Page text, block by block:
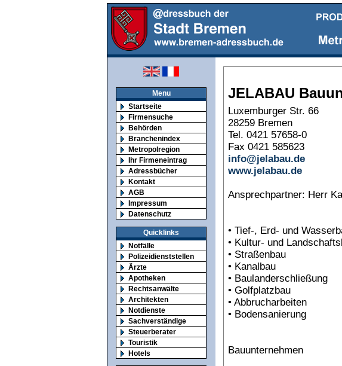
Menu
Startseite
Firmensuche
Behörden
Branchenindex
Metropolregion
Ihr Firmeneintrag
Adressbücher
Kontakt
AGB
Impressum
Datenschutz
Quicklinks
Notfälle
Polizeidienststellen
Ärzte
Apotheken
Rechtsanwälte
Architekten
Notdienste
Sachverständige
Steuerberater
Touristik
Hotels
JELABAU
Luxemburger Str. 66
28259 Bremen
Tel. 0421 57658-0
Fax 0421 585623
info@jelabau.de
www.jelabau.de
Ansprechpartner: Herr
• Tief-, Erd- und
• Kultur- und
• Straßenbau
• Kanalbau
• Baulanderschließung
• Golfplatzbau
• Abbrucharbeiten
• Bodensanierung
Bauunternehmen